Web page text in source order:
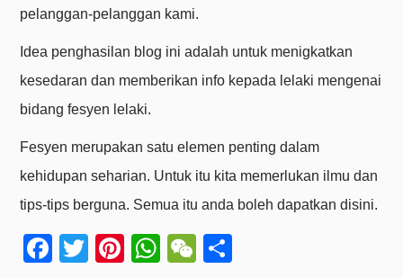
pelanggan-pelanggan kami.
Idea penghasilan blog ini adalah untuk menigkatkan
kesedaran dan memberikan info kepada lelaki mengenai
bidang fesyen lelaki.
Fesyen merupakan satu elemen penting dalam
kehidupan seharian. Untuk itu kita memerlukan ilmu dan
tips-tips berguna. Semua itu anda boleh dapatkan disini.
Facebook
Twitter
Pinterest
WhatsApp
WeChat